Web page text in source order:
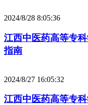
2024/8/28 8:05:36
江西中医药高等专
指南
2024/8/27 16:05:32
江西中医药高等专